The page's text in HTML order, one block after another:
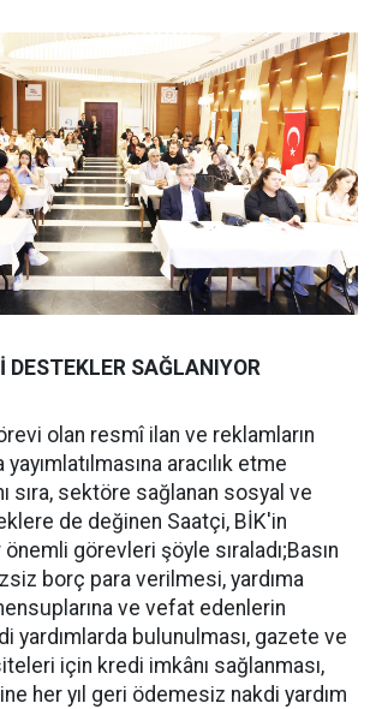
DESTEKLER SAĞLANIYOR
olan resmî ilan ve reklamların
aracılık etme
sıra, sektöre sağlanan sosyal ve
de değinen Saatçi, BİK'in
görevleri şöyle sıraladı;Basın
borç para verilmesi, yardıma
ve vefat edenlerin
yardımlarda bulunulması, gazete ve
için kredi imkânı sağlanması,
her yıl geri ödemesiz nakdi yardım